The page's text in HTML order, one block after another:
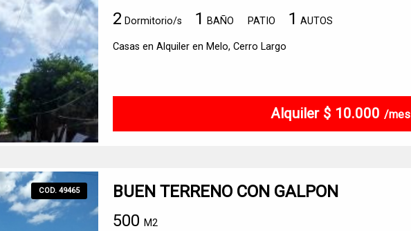
2 Dormitorio/s 1 BAÑO PATIO 1 AUTOS
Casas en Alquiler en Melo, Cerro Largo
Alquiler $ 10.000/mes
COD. 49465
BUEN TERRENO CON GALPON
500M2